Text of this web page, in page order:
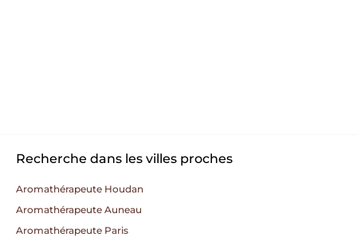
Recherche dans les villes proches
Aromathérapeute Houdan
Aromathérapeute Auneau
Aromathérapeute Paris